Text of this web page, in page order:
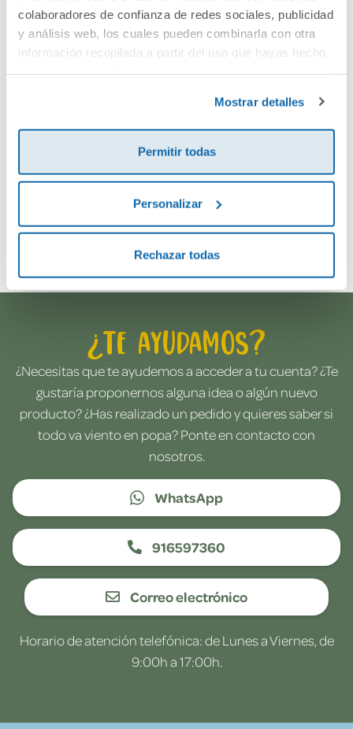
colaboradores de confianza de redes sociales, publicidad
y análisis web, los cuales pueden combinarla con otra
información recopilada a partir del uso que hayas hecho
Mostrar detalles
Permitir todas
Personalizar
Rechazar todas
¡Sé el primero en valorar este producto!
Envía tu opinión
¿Te ayudamos?
¿Necesitas que te ayudemos a acceder a tu cuenta? ¿Te
gustaría proponernos alguna idea o algún nuevo
producto? ¿Has realizado un pedido y quieres saber si
todo va viento en popa? Ponte en contacto con
nosotros.
WhatsApp
916597360
Correo electrónico
Horario de atención telefónica: de Lunes a Viernes, de
9:00h a 17:00h.